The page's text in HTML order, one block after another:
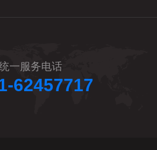
一服务电话
62457717